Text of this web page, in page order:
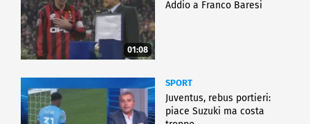
01:08
Addio a Franco Baresi
SPORT
Juventus, rebus portieri:
piace Suzuki ma costa